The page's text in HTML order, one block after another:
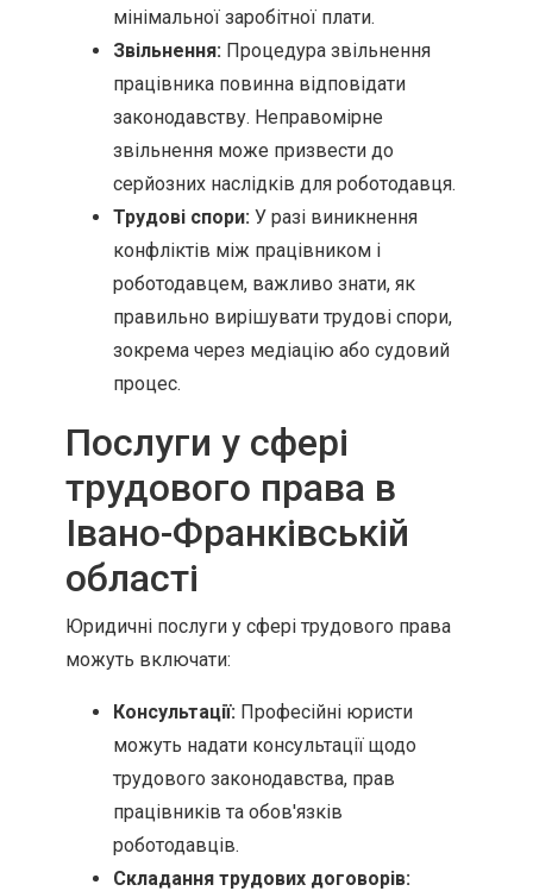
мінімальної заробітної плати.
Звільнення: Процедура звільнення
працівника повинна відповідати
законодавству. Неправомірне
звільнення може призвести до
серйозних наслідків для роботодавця.
Трудові спори: У разі виникнення
конфліктів між працівником і
роботодавцем, важливо знати, як
правильно вирішувати трудові спори,
зокрема через медіацію або судовий
процес.
Послуги у сфері
трудового права в
Івано-Франківській
області
Юридичні послуги у сфері трудового права
можуть включати:
Консультації: Професійні юристи
можуть надати консультації щодо
трудового законодавства, прав
працівників та обов'язків
роботодавців.
Складання трудових договорів: